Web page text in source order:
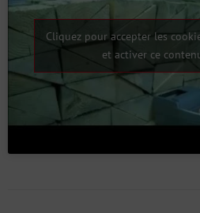
Cliquez pour accepter les
et activer ce